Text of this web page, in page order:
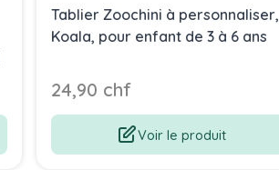
Tablier Zoochini à personnaliser,
Koala, pour enfant de 3 à 6 ans
24,90 chf
Voir le produit